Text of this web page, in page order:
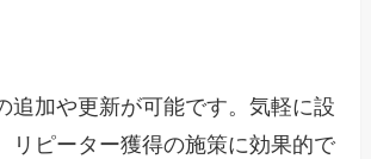
追加や更新が可能です。気軽に設
リピーター獲得の施策に効果的で